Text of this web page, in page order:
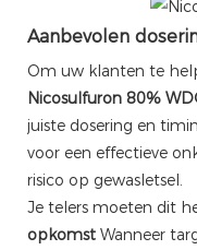
Aanbevolen
Om uw klanten te
Nicosulfuron 80%
juiste dosering en
voor een effectieve
risico op gewasletsel.
Je telers moeten dit
opkomst Wanneer